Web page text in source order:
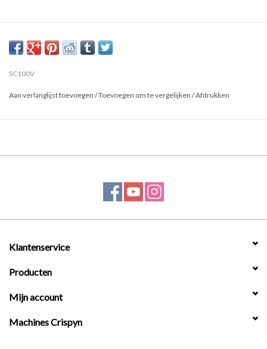
SC100V
Aan verlanglijst toevoegen /Toevoegen om te vergelijken /Afdrukken
Klantenservice
Producten
Mijn account
Machines Crispyn